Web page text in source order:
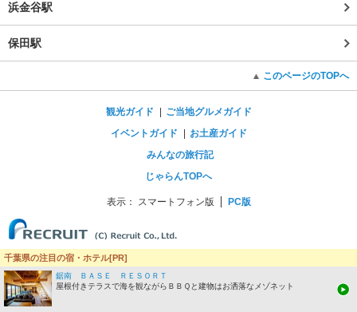
浜金谷駅
保田駅
このページのTOPへ
観光ガイド
ご当地グルメガイド
イベントガイド
お土産ガイド
みんなの旅行記
じゃらんTOPへ
表示： スマートフォン版 PC版
千葉県の注目の宿・ホテル[PR]
鋸南 ＢＡＳＥ ＲＥＳＯＲＴ
屋根付きテラスで海を観ながらＢＢＱと建物はお洒落なメゾネット